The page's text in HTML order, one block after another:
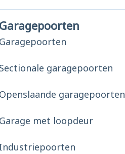
Garagepoorten
Garagepoorten
Sectionale garagepoorten
Openslaande garagepoorten
Garage met loopdeur
Industriepoorten